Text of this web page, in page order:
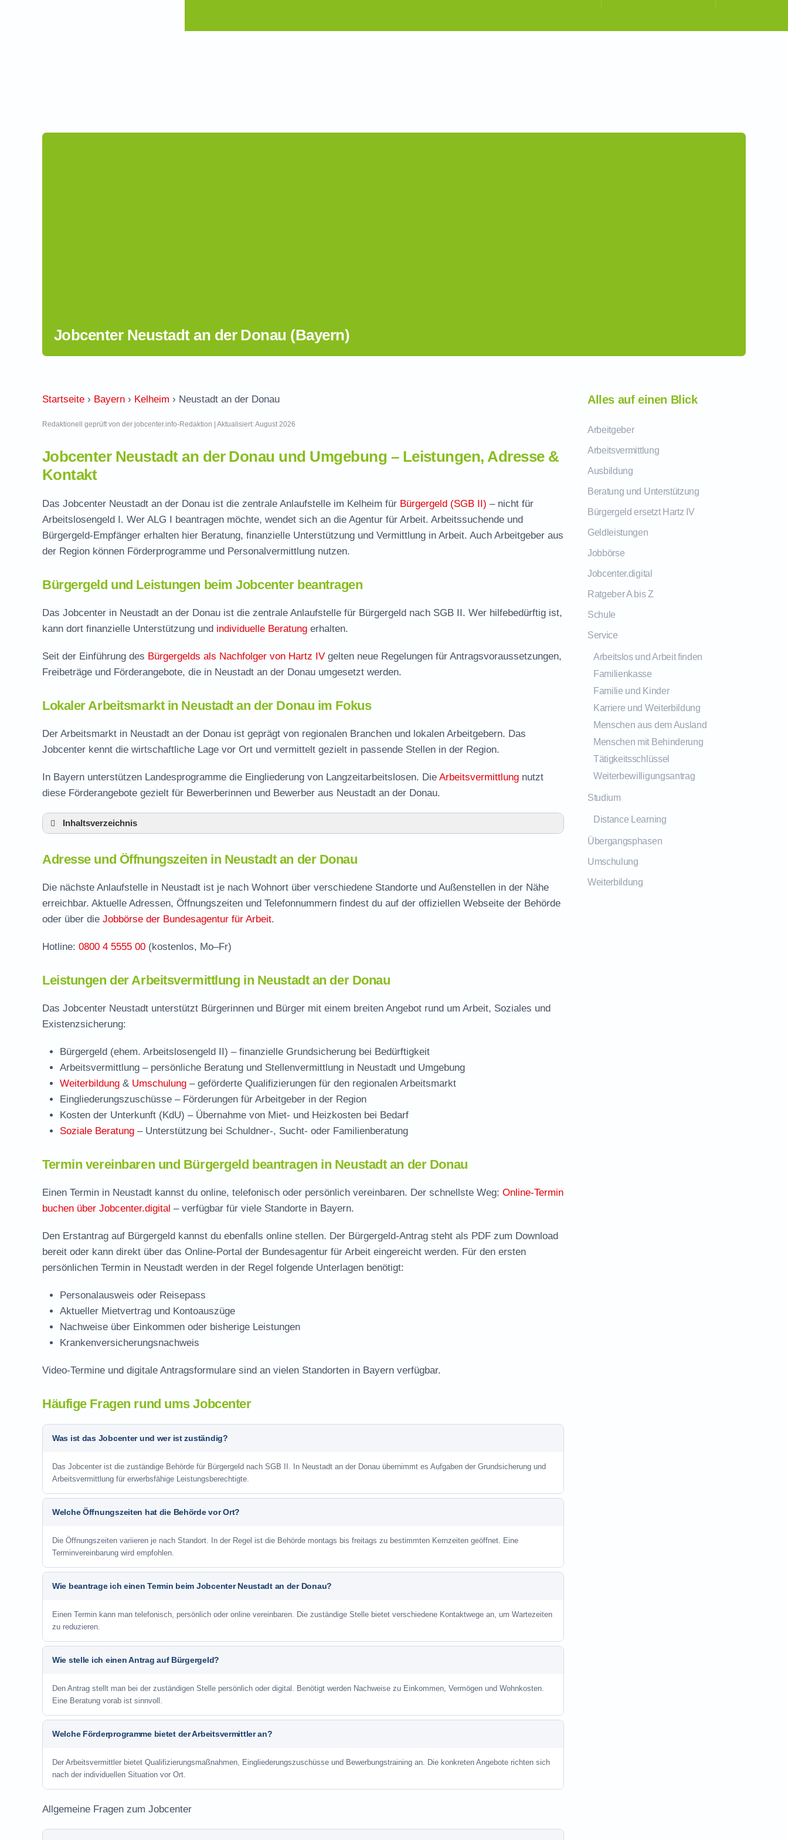
Jobcenter Neustadt an der Donau (Bayern)
Startseite › Bayern › Kelheim › Neustadt an der Donau
Redaktionell geprüft von der jobcenter.info-Redaktion | Aktualisiert: August 2026
Jobcenter Neustadt an der Donau und Umgebung – Leistungen, Adresse &
Kontakt
Das Jobcenter Neustadt an der Donau ist die zentrale Anlaufstelle im Kelheim für Bürgergeld (SGB II) – nicht für
Arbeitslosengeld I. Wer ALG I beantragen möchte, wendet sich an die Agentur für Arbeit. Arbeitssuchende und
Bürgergeld-Empfänger erhalten hier Beratung, finanzielle Unterstützung und Vermittlung in Arbeit. Auch Arbeitgeber aus
der Region können Förderprogramme und Personalvermittlung nutzen.
Bürgergeld und Leistungen beim Jobcenter beantragen
Das Jobcenter in Neustadt an der Donau ist die zentrale Anlaufstelle für Bürgergeld nach SGB II. Wer hilfebedürftig ist,
kann dort finanzielle Unterstützung und individuelle Beratung erhalten.
Seit der Einführung des Bürgergelds als Nachfolger von Hartz IV gelten neue Regelungen für Antragsvoraussetzungen,
Freibeträge und Förderangebote, die in Neustadt an der Donau umgesetzt werden.
Lokaler Arbeitsmarkt in Neustadt an der Donau im Fokus
Der Arbeitsmarkt in Neustadt an der Donau ist geprägt von regionalen Branchen und lokalen Arbeitgebern. Das
Jobcenter kennt die wirtschaftliche Lage vor Ort und vermittelt gezielt in passende Stellen in der Region.
In Bayern unterstützen Landesprogramme die Eingliederung von Langzeitarbeitslosen. Die Arbeitsvermittlung nutzt
diese Förderangebote gezielt für Bewerberinnen und Bewerber aus Neustadt an der Donau.
Inhaltsverzeichnis
Leistungen der Arbeitsvermittlung in Neustadt
Termin vereinbaren und Bürgergeld beantragen
Jobcenter Kelheim – zuständige Stelle
Stellenangebote und Jobbörse in Neustadt
Häufige Fragen rund ums Jobcenter
Adresse und Öffnungszeiten in Neustadt an der Donau
Die nächste Anlaufstelle in Neustadt ist je nach Wohnort über verschiedene Standorte und Außenstellen in der Nähe
erreichbar. Aktuelle Adressen, Öffnungszeiten und Telefonnummern findest du auf der offiziellen Webseite der Behörde
oder über die Jobbörse der Bundesagentur für Arbeit.
Hotline: 0800 4 5555 00 (kostenlos, Mo–Fr)
Leistungen der Arbeitsvermittlung in Neustadt an der Donau
Das Jobcenter Neustadt unterstützt Bürgerinnen und Bürger mit einem breiten Angebot rund um Arbeit, Soziales und
Existenzsicherung:
Bürgergeld (ehem. Arbeitslosengeld II) – finanzielle Grundsicherung bei Bedürftigkeit
Arbeitsvermittlung – persönliche Beratung und Stellenvermittlung in Neustadt und Umgebung
Weiterbildung & Umschulung – geförderte Qualifizierungen für den regionalen Arbeitsmarkt
Eingliederungszuschüsse – Förderungen für Arbeitgeber in der Region
Kosten der Unterkunft (KdU) – Übernahme von Miet- und Heizkosten bei Bedarf
Soziale Beratung – Unterstützung bei Schuldner-, Sucht- oder Familienberatung
Termin vereinbaren und Bürgergeld beantragen in Neustadt an der Donau
Einen Termin in Neustadt kannst du online, telefonisch oder persönlich vereinbaren. Der schnellste Weg: Online-Termin
buchen über Jobcenter.digital – verfügbar für viele Standorte in Bayern.
Den Erstantrag auf Bürgergeld kannst du ebenfalls online stellen. Der Bürgergeld-Antrag steht als PDF zum Download
bereit oder kann direkt über das Online-Portal der Bundesagentur für Arbeit eingereicht werden. Für den ersten
persönlichen Termin in Neustadt werden in der Regel folgende Unterlagen benötigt:
Personalausweis oder Reisepass
Aktueller Mietvertrag und Kontoauszüge
Nachweise über Einkommen oder bisherige Leistungen
Krankenversicherungsnachweis
Video-Termine und digitale Antragsformulare sind an vielen Standorten in Bayern verfügbar.
Häufige Fragen rund ums Jobcenter
Was ist das Jobcenter und wer ist zuständig?
Das Jobcenter ist die zuständige Behörde für Bürgergeld nach SGB II. In Neustadt an der Donau übernimmt es Aufgaben der Grundsicherung und
Arbeitsvermittlung für erwerbsfähige Leistungsberechtigte.
Welche Öffnungszeiten hat die Behörde vor Ort?
Die Öffnungszeiten variieren je nach Standort. In der Regel ist die Behörde montags bis freitags zu bestimmten Kernzeiten geöffnet. Eine
Terminvereinbarung wird empfohlen.
Wie beantrage ich einen Termin beim Jobcenter Neustadt an der Donau?
Einen Termin kann man telefonisch, persönlich oder online vereinbaren. Die zuständige Stelle bietet verschiedene Kontaktwege an, um Wartezeiten
zu reduzieren.
Wie stelle ich einen Antrag auf Bürgergeld?
Den Antrag stellt man bei der zuständigen Stelle persönlich oder digital. Benötigt werden Nachweise zu Einkommen, Vermögen und Wohnkosten.
Eine Beratung vorab ist sinnvoll.
Welche Förderprogramme bietet der Arbeitsvermittler an?
Der Arbeitsvermittler bietet Qualifizierungsmaßnahmen, Eingliederungszuschüsse und Bewerbungstraining an. Die konkreten Angebote richten sich
nach der individuellen Situation vor Ort.
Allgemeine Fragen zum Jobcenter
Alles auf einen Blick
Arbeitgeber
Arbeitsvermittlung
Ausbildung
Beratung und Unterstützung
Bürgergeld ersetzt Hartz IV
Geldleistungen
Jobbörse
Jobcenter.digital
Ratgeber A bis Z
Schule
Service
Arbeitslos und Arbeit finden
Familienkasse
Familie und Kinder
Karriere und Weiterbildung
Menschen aus dem Ausland
Menschen mit Behinderung
Tätigkeitsschlüssel
Weiterbewilligungsantrag
Studium
Distance Learning
Übergangsphasen
Umschulung
Weiterbildung